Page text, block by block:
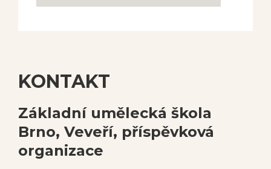
KONTAKT
Základní umělecká škola
Brno, Veveří, příspěvková
organizace